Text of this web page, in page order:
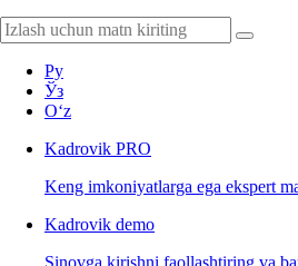
Ру
Ўз
Oʻz
Kadrovik PRO
Keng imkoniyatlarga ega ekspert
Kadrovik demo